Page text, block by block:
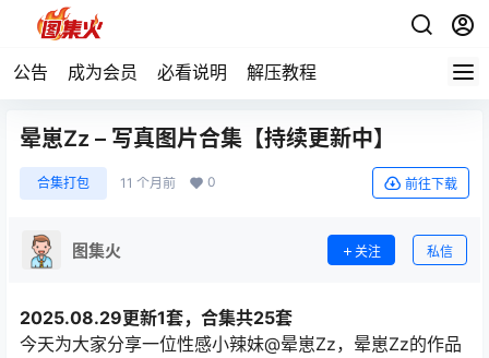
公告 成为会员 必看说明 解压教程
晕崽Zz – 写真图片合集【持续更新中】
合集打包 11 个月前 0 前往下载
图集火 关注 私信
2025.08.29更新1套，合集共25套
今天为大家分享一位性感小辣妹@晕崽Zz，晕崽Zz的作品